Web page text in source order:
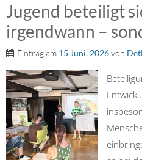
Jugend beteiligt
irgendwann –
Eintrag am 15 Juni, 2026von